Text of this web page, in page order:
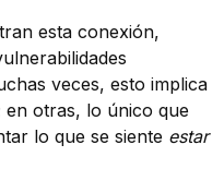
esta conexión,
veces, esto implica
en otras, lo único que
lo que se siente estar